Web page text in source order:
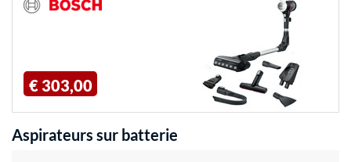
€ 303,00
Aspirateurs sur batterie